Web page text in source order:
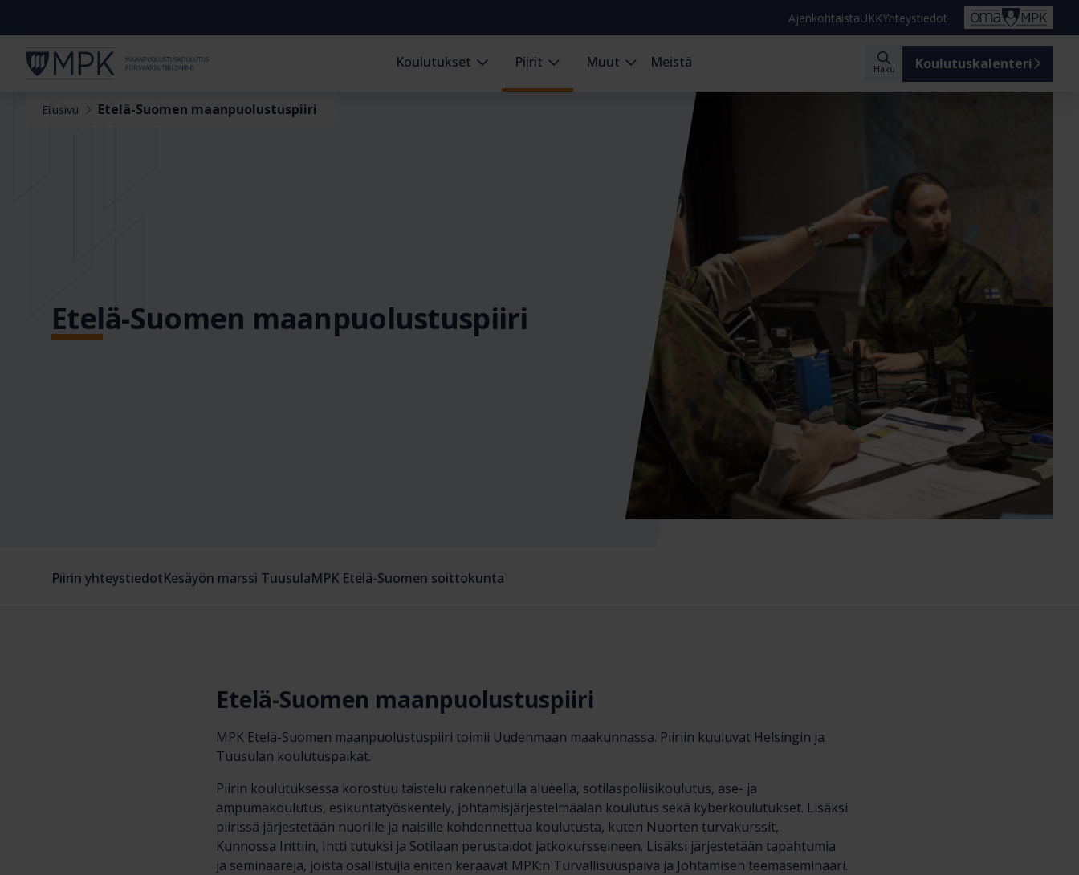
AjankohtaistaUKKYhteystiedot
Koulutukset Piirit Muut Meistä Haku Koulutuskalenteri
Etusivu Etelä-Suomen maanpuolustuspiiri
Etelä-Suomen maanpuolustuspiiri
Piirin yhteystiedotKesäyön marssi TuusulaMPK Etelä-Suomen soittokunta
Etelä-Suomen maanpuolustuspiiri
MPK Etelä-Suomen maanpuolustuspiiri toimii Uudenmaan maakunnassa. Piiriin kuuluvat Helsingin ja
Tuusulan koulutuspaikat.
Piirin koulutuksessa korostuu taistelu rakennetulla alueella, sotilaspoliisikoulutus, ase- ja
ampumakoulutus, esikuntatyöskentely, johtamisjärjestelmäalan koulutus sekä kyberkoulutukset. Lisäksi
piirissä järjestetään nuorille ja naisille kohdennettua koulutusta, kuten Nuorten turvakurssit,
Kunnossa Inttiin, Intti tutuksi ja Sotilaan perustaidot jatkokursseineen. Lisäksi järjestetään tapahtumia
ja seminaareja, joista osallistujia eniten keräävät MPK:n Turvallisuuspäivä ja Johtamisen teemaseminaari.